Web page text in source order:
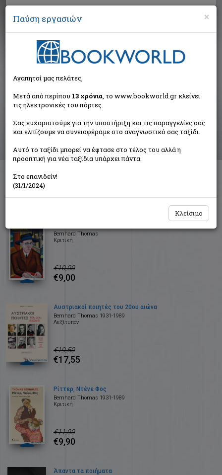
Αναζήτηση
Αποτελέσματα αναζήτησης
Συγγραφέας: Bernhard Thomas (29 βιβλία)
Ταξινόμηση ανά:
Bernhard Thomas
Κριτική
€10,00
€9,00
Αυστριακοί ποιητές του 20ου αιώνα
Bernhard Thomas 1931-1989
Λεξίτυπον
€19,50
€17,55
Ρίττερ, Ντένε Φος
Bernhard Thomas 1931-1989
Κριτική
€11,00
€9,90
Άπαντα τα ποιήματα
×
Παύση εργασιών
Αγαπητοί μας πελάτες,
Μετά από περίπου 13 χρόνια, το www.bookworld.gr κλείνει
τις ηλεκτρονικές του πόρτες.
Σας ευχαριστούμε για την υποστήριξη και τις παραγγελίες σας
και ελπίζουμε να συνεισφέραμε στο αναγνωστικό σας ταξίδι.
Αυτό το ταξίδι μπορεί να έφτασε στο τέλος του αλλά η
προοπτική για νέα ταξίδια υπάρχει πάντα.
Στο επανιδείν!
(31/1/2024)
Κλείσιμο